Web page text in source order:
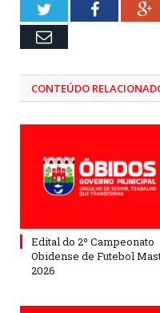
TwitterFacebook
Email
CONTEÚDO
Edital do 2º Campeonato
Obidense de Futebol
2026